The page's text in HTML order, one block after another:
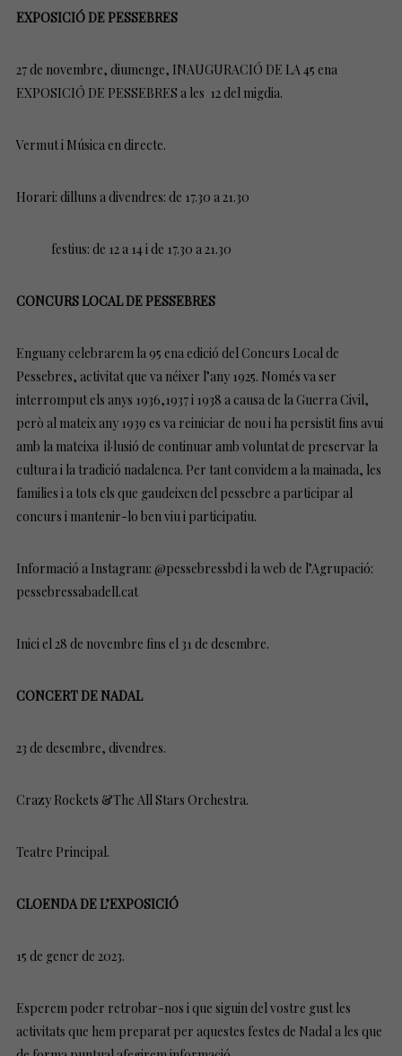
EXPOSICIÓ DE PESSEBRES
27 de novembre, diumenge, INAUGURACIÓ DE LA 45 ena
EXPOSICIÓ DE PESSEBRES a les 12 del migdia.
Vermut i Música en directe.
Horari: dilluns a divendres: de 17.30 a 21.30
festius: de 12 a 14 i de 17.30 a 21.30
CONCURS LOCAL DE PESSEBRES
Enguany celebrarem la 95 ena edició del Concurs Local de
Pessebres, activitat que va néixer l’any 1925. Només va ser
interromput els anys 1936,1937 i 1938 a causa de la Guerra Civil,
però al mateix any 1939 es va reiniciar de nou i ha persistit fins avui
amb la mateixa il·lusió de continuar amb voluntat de preservar la
cultura i la tradició nadalenca. Per tant convidem a la mainada, les
families i a tots els que gaudeixen del pessebre a participar al
concurs i mantenir-lo ben viu i participatiu.
Informació a Instagram: @pessebressbd i la web de l’Agrupació:
pessebressabadell.cat
Inici el 28 de novembre fins el 31 de desembre.
CONCERT DE NADAL
23 de desembre, divendres.
Crazy Rockets &The All Stars Orchestra.
Teatre Principal.
CLOENDA DE L’EXPOSICIÓ
15 de gener de 2023.
Esperem poder retrobar-nos i que siguin del vostre gust les
activitats que hem preparat per aquestes festes de Nadal a les que